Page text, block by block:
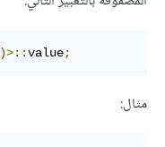
)>::value;
مثال: